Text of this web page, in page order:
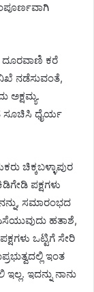
ದೂರವಾಣಿ ಕರೆ
ನಡೆಸುವಂತೆ,
ಅಕ್ಷಮ್ಯ.
ಸೂಚಿಸಿ ಧೈರ್ಯ
ಚಿಕ್ಕಬಳ್ಳಾಪುರ
ಪಕ್ಷಗಳು
ಸಮಾರಂಭದ
ಹತಾಶೆ,
ಒಟ್ಟಿಗೆ ಸೇರಿ
ಇಂತ
ಇದನ್ನು ನಾನು